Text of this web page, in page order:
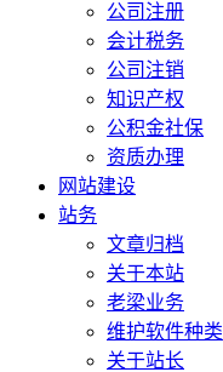
公司注册
会计税务
公司注销
知识产权
公积金社保
资质办理
网站建设
站务
文章归档
关于本站
老梁业务
维护软件种类
关于站长